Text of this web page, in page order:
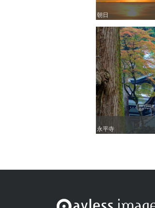
朝日
朝日
永平寺
永平寺